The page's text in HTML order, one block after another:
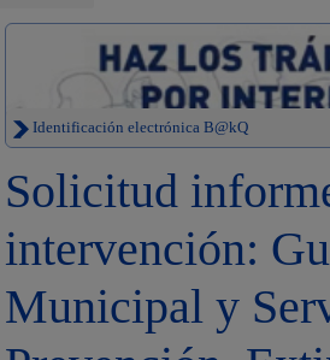
Identificación electrónica B@kQ
Solicitud
intervención:
Municipal y